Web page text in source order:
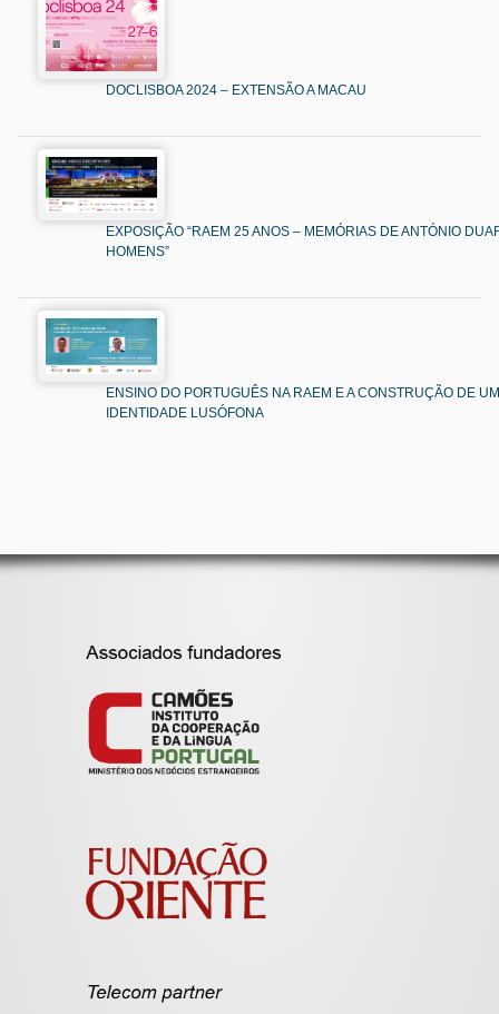
DOCLISBOA 2024 – EXTENSÃO A MACAU
EXPOSIÇÃO “RAEM 25 ANOS – MEMÓRIAS DE ANTÓNIO
HOMENS”
ENSINO DO PORTUGUÊS NA RAEM E A CONSTRUÇÃO DE
IDENTIDADE LUSÓFONA